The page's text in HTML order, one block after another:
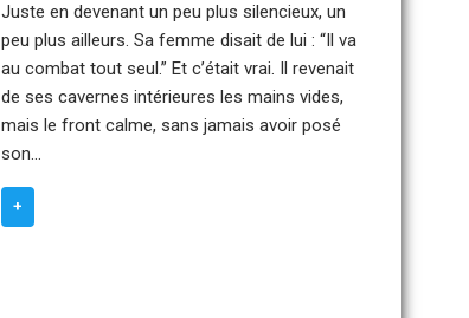
Juste en devenant un peu plus silencieux, un
peu plus ailleurs. Sa femme disait de lui : “Il va
au combat tout seul.” Et c’était vrai. Il revenait
de ses cavernes intérieures les mains vides,
mais le front calme, sans jamais avoir posé
son…
+